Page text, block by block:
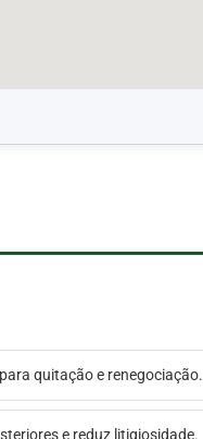
quitação e renegociação.
e reduz litigiosidade.